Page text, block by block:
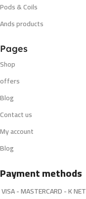
Pods & Coils
Ands products
Pages
Shop
offers
Blog
Contact us
My account
Blog
Payment methods
VISA - MASTERCARD - K NET